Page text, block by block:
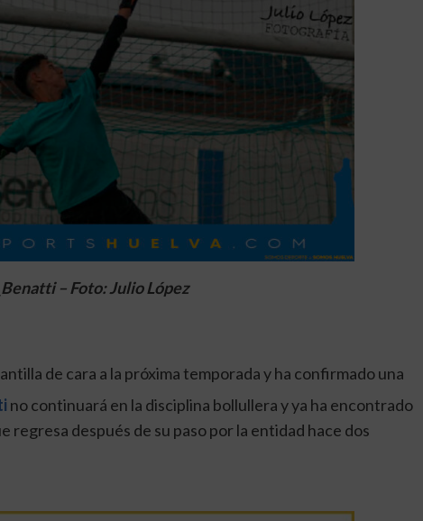
– Foto: Julio López
de cara a la próxima temporada y ha confirmado una
no continuará en la disciplina bollullera y ya ha encontrado
regresa después de su paso por la entidad hace dos